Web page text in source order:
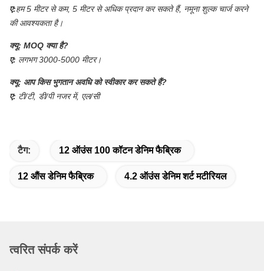
ए:हम 5 मीटर से कम, 5 मीटर से अधिक प्रदान कर सकते हैं, नमूना शुल्क चार्ज करने
की आवश्यकता है।
क्यू: MOQ क्या है?
ए: लगभग 3000-5000 मीटर।
क्यू: आप किस भुगतान अवधि को स्वीकार कर सकते हैं?
ए: टी/टी, डी/पी नजर में, एल/सी
टैग: 12 ऑउंस 100 कॉटन डेनिम फैब्रिक
12 औंस डेनिम फैब्रिक 4.2 ऑउंस डेनिम शर्ट मटीरियल
त्वरित संपर्क करें